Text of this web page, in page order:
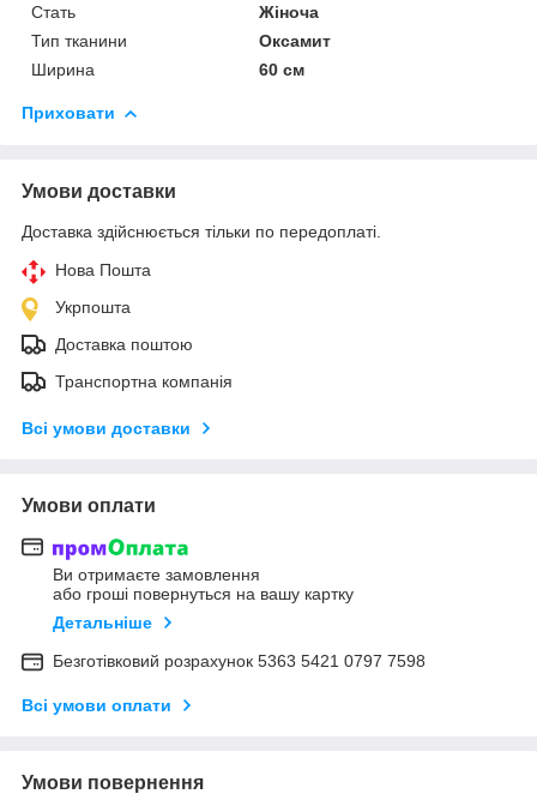
Стать
Жіноча
Тип тканини
Оксамит
Ширина
60 см
Приховати
Умови доставки
Доставка здійснюється тільки по передоплаті.
Нова Пошта
Укрпошта
Доставка поштою
Транспортна компанія
Всі умови доставки
Умови оплати
Ви отримаєте замовлення
або гроші повернуться на вашу картку
Детальніше
Безготівковий розрахунок 5363 5421 0797 7598
Всі умови оплати
Умови повернення